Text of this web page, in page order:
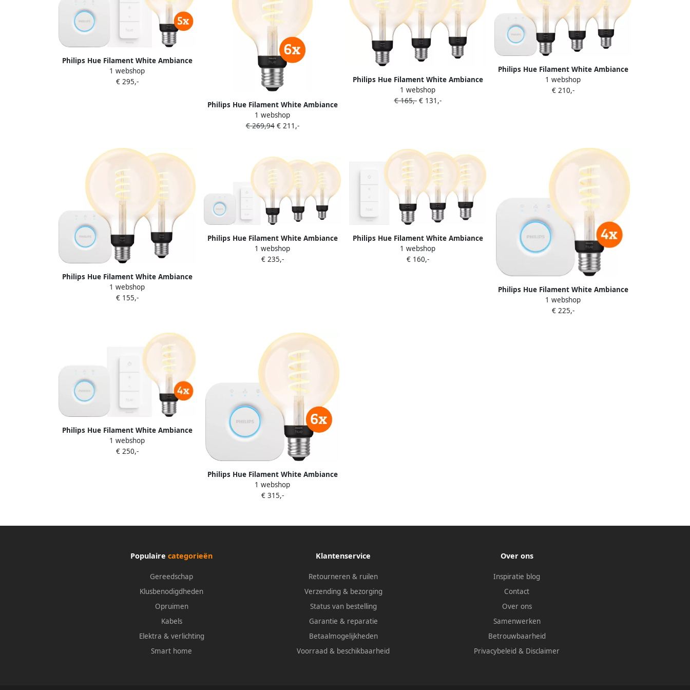
Philips Hue Filament White Ambiance
Globe 5-Pack Startpakket
1 webshop
€ 295,-
Philips Hue Filament White Ambiance
Globe 6-pack
1 webshop
€ 269,94€ 211,-
Philips Hue Filament White Ambiance
Globe XL 3-pack
1 webshop
€ 165,-€ 131,-
Philips Hue Filament White Ambiance
Globe XL 3-Pack + Bridge
1 webshop
€ 210,-
Philips Hue Filament White Ambiance
Globe XL 2-Pack + Bridge
1 webshop
€ 155,-
Philips Hue Filament White Ambiance
Globe XL 3-Pack Startpakket
1 webshop
€ 235,-
Philips Hue Filament White Ambiance
Globe 3-pack + dimmer
1 webshop
€ 160,-
Philips Hue Filament White Ambiance
Globe 4-Pack + Bridge
1 webshop
€ 225,-
Philips Hue Filament White Ambiance
Globe 4-Pack Startpakket
1 webshop
€ 250,-
Philips Hue Filament White Ambiance
Globe 6-Pack + Bridge
1 webshop
€ 315,-
Populaire categorieën
Gereedschap
Klusbenodigdheden
Opruimen
Kabels
Elektra & verlichting
Smart home
Klantenservice
Retourneren & ruilen
Verzending & bezorging
Status van bestelling
Garantie & reparatie
Betaalmogelijkheden
Voorraad & beschikbaarheid
Over ons
Inspiratie blog
Contact
Over ons
Samenwerken
Betrouwbaarheid
Privacybeleid & Disclaimer